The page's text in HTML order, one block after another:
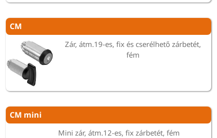
CM
Zár, átm.19-es, fix és cserélhető zárbetét,
fém
CM mini
Mini zár, átm.12-es, fix zárbetét, fém